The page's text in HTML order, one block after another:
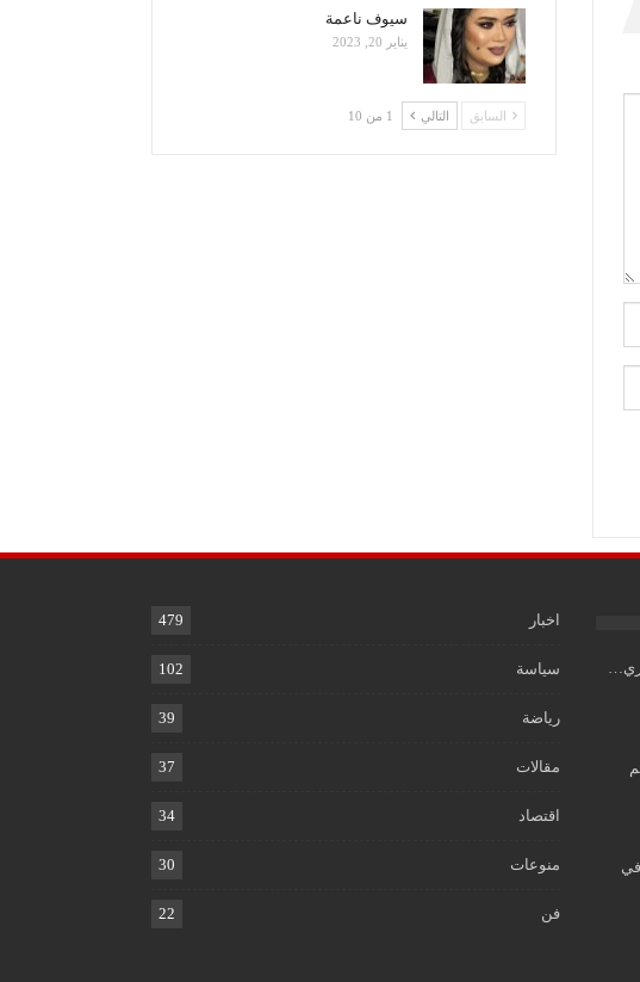
سيوف ناعمة
يناير 20, 2023
السابق التالي 1 من 10
في
اخبار 479
سياسة 102
رياضة 39
مقالات 37
اقتصاد 34
منوعات 30
فن 22